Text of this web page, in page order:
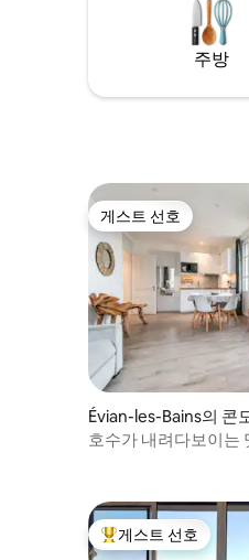
주방
게스트 선호
게스트 선호
Évian-les-Bains의 콘
호수가 내려다보이는
상위 게스트 선호
게스트 선호